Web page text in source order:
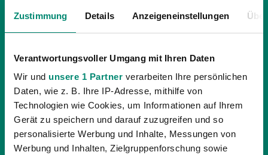
Zustimmung Details Anzeigeneinstellungen
Verantwortungsvoller Umgang mit Ihren Daten
Wir und unsere 1 Partner verarbeiten Ihre persönlichen
Daten, wie z. B. Ihre IP-Adresse, mithilfe von
Technologien wie Cookies, um Informationen auf Ihrem
Gerät zu speichern und darauf zuzugreifen und so
personalisierte Werbung und Inhalte, Messungen von
Werbung und Inhalten, Zielgruppenforschung sowie
26.07.2017 | UNKATEGORISIERT
FANS ON TOUR – AUSWÄRTSFAHRT NACH
LUSTENAU
Gemeinsam mit dem Fanclub Schwarz-Grün geht es